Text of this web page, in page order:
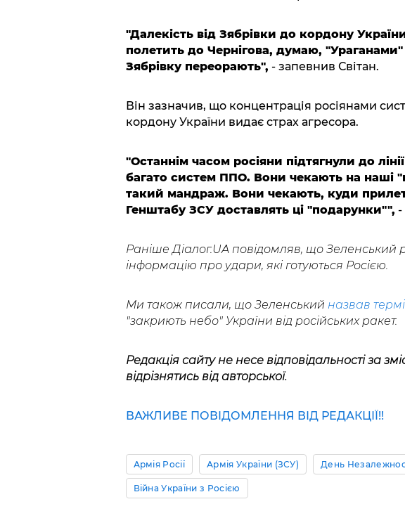
"Далекість від Зябрівки до кордону
полетить до Чернігова, думаю,
Зябрівку переорають", - запевнив Світан.
Він зазначив, що концентрація росіянами
кордону України видає страх агресора.
"Останнім часом росіяни підтягнули до
багато систем ППО. Вони чекають на наші
такий мандраж. Вони чекають, куди
Генштабу ЗСУ доставлять ці "подарунки"", -
Раніше Діалог.UA повідомляв, що Зеленський
інформацію про удари, які готуються Росією.
Ми також писали, що Зеленський назвав
"закриють небо" України від російських ракет.
Редакція сайту не несе відповідальності за
відрізнятись від авторської.
ВАЖЛИВЕ ПОВІДОМЛЕННЯ ВІД РЕДАКЦІЇ!!
Армія Росії Армія України (ЗСУ) День
Війна України з Росією